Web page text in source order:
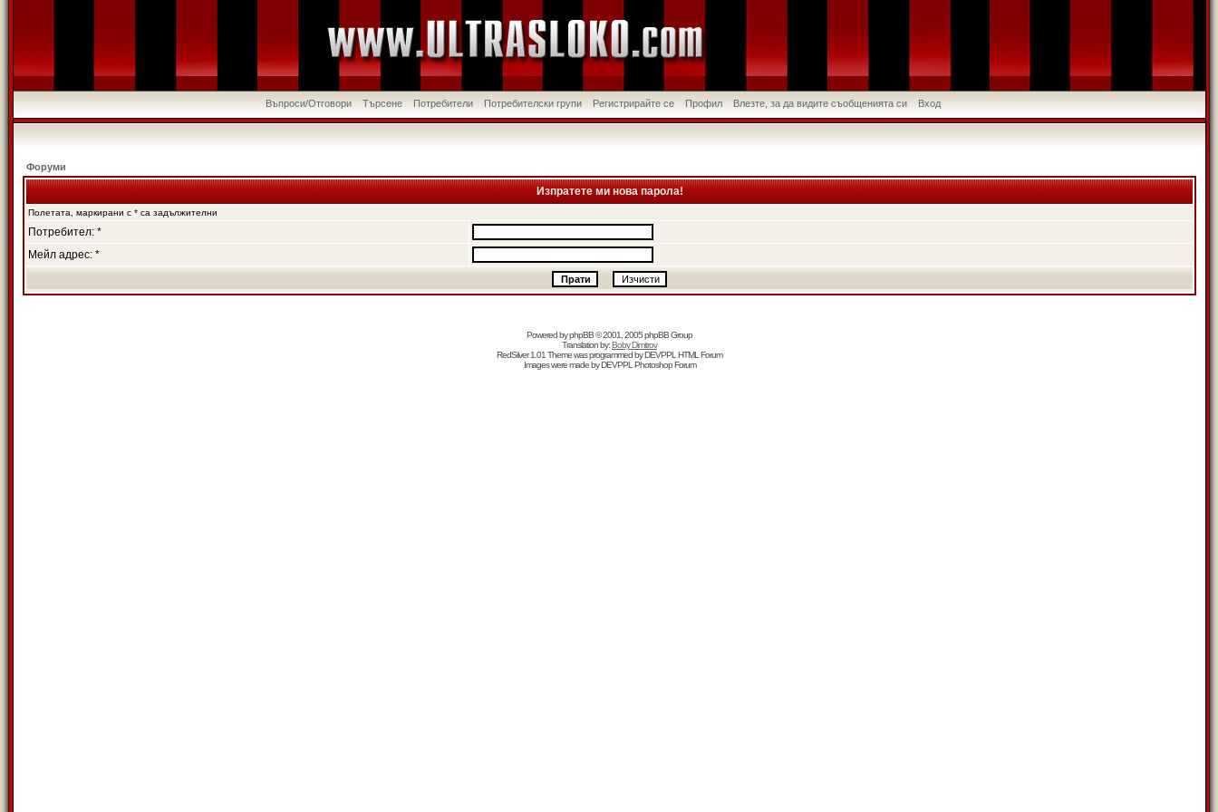
Въпроси/Отговори Търсене Потребители Потребителски групи Регистрирайте се Профил Влезте, за да видите съобщенията си Вход
Форуми
Изпратете ми нова парола!
Полетата, маркирани с * са задължителни
Потребител: *
Мейл адрес: *
Powered byphpBB© 2001, 2005 phpBB Group
Translation by:Boby Dimitrov
RedSilver 1.01 Theme was programmed byDEVPPL HTML Forum
Images were made byDEVPPL Photoshop Forum